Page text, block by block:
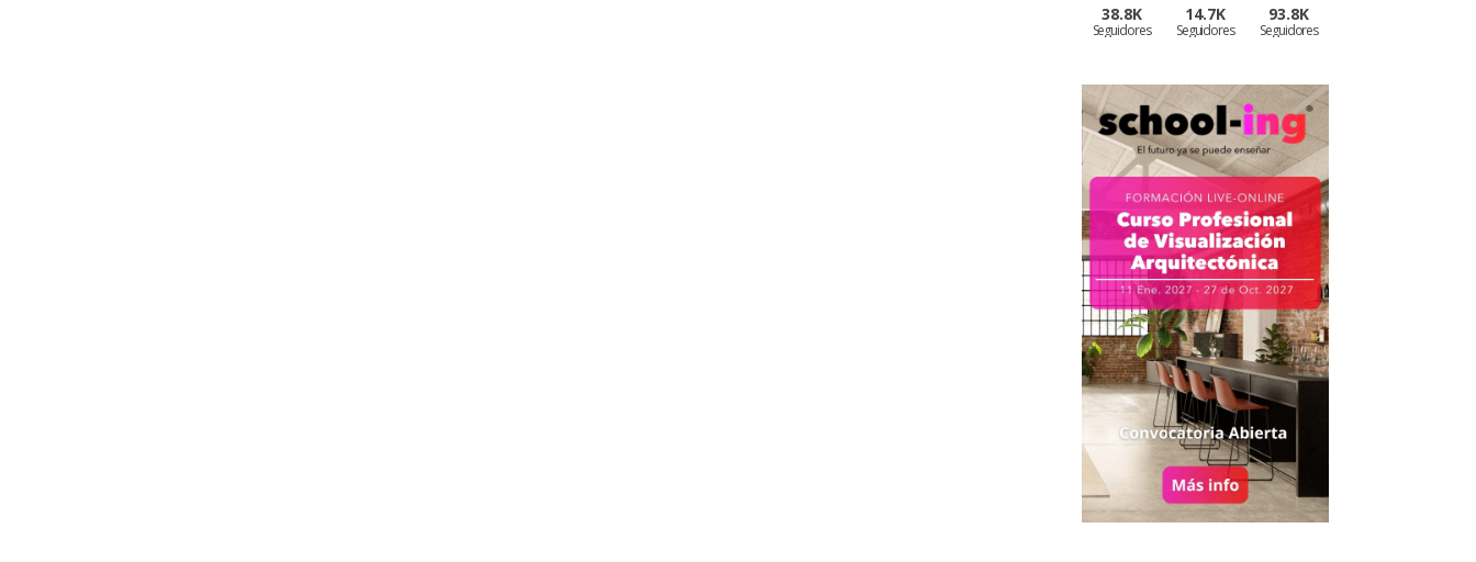
38.8K
Seguidores
14.7K
Seguidores
93.8K
Seguidores